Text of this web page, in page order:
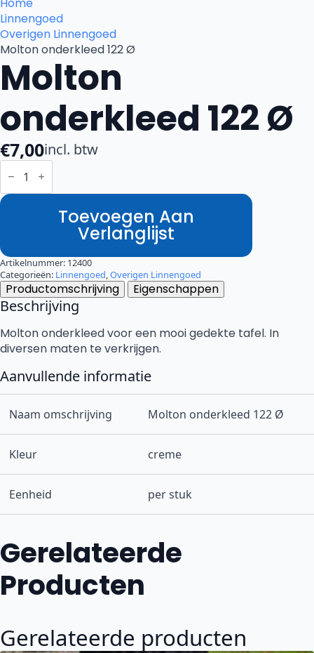
Linnengoed
Overigen Linnengoed
Molton onderkleed 122 Ø
Molton
onderkleed 122 Ø
€7,00incl. btw
Molton
onderkleed
Ø
Toevoegen Aan
Verlanglijst
Artikelnummer: 12400
Categorieën: Linnengoed,Overigen Linnengoed
Productomschrijving Eigenschappen
Beschrijving
Molton onderkleed voor een mooi gedekte tafel. In
diversen maten te verkrijgen.
Aanvullende informatie
Naam omschrijving Molton onderkleed 122 Ø
Kleur creme
Eenheid per stuk
Gerelateerde
Producten
Gerelateerde producten